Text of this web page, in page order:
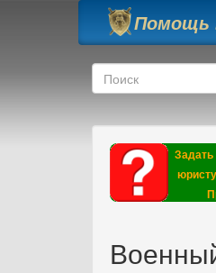
Перейти к основному содержанию
Помощь
Форма
Поиск